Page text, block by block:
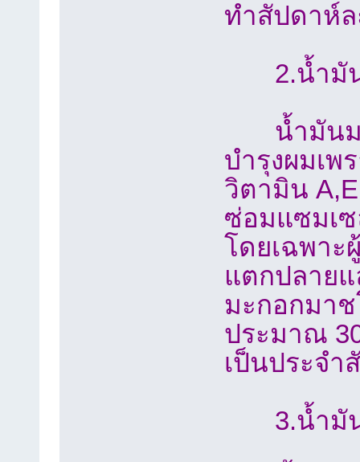
ทำสัปดาห์ล
2.น้ำมัน
น้ำมันมะ
บำรุงผมเ
วิตามิน
ซ่อมแซมเ
โดยเฉพาะ
แตกปลาย
มะกอกมา
ประมาณ
เป็นประจำ
3.น้ำมัน